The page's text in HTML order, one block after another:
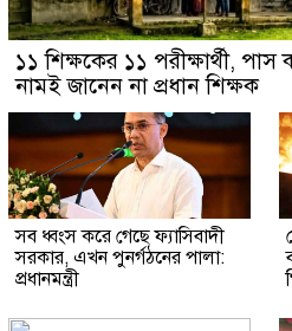
১১ শিক্ষকের ১১ পরীক্ষার্থী, পাস
নামই জানেন না প্রধান শিক্ষক
সব ধ্বংস করে গেছে ফ্যাসিবাদী
সরকার, এখন পুনর্গঠনের পালা:
প্রধানমন্ত্রী